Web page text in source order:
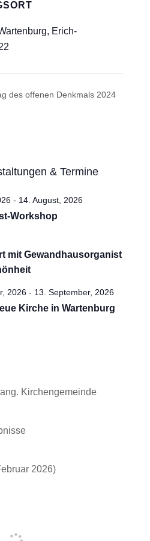
Erich-
des offenen Denkmals 2024
& Termine
- 14. August, 2026
Workshop
mit Gewandhausorganist
2026- 13. September, 2026
Kirche in Wartenburg
Kirchengemeinde
2026)